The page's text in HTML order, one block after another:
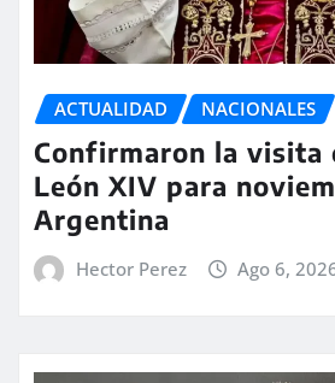
ACTUALIDAD NACIONALES
Confirmaron la visita
León XIV para
Argentina
Hector Perez Ago 6,